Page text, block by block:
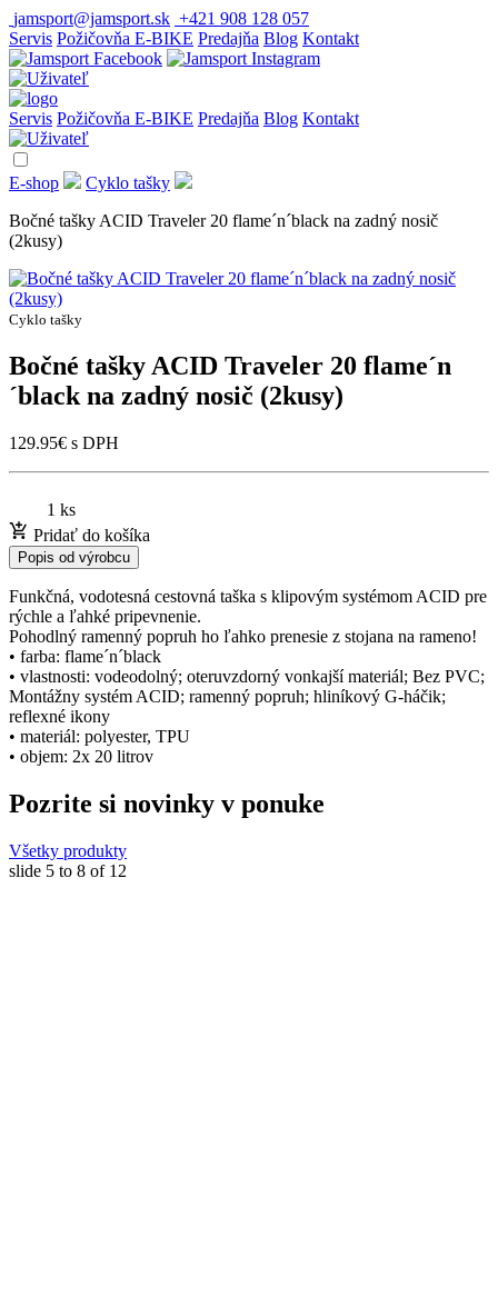
jamsport@jamsport.sk +421 908 128 057
Servis Požičovňa E-BIKE Predajňa Blog Kontakt
Servis Požičovňa E-BIKE Predajňa Blog Kontakt
E-shop
Cyklo tašky
Bočné tašky ACID Traveler 20 flame´n´black na zadný nosič
(2kusy)
Cyklo tašky
Bočné tašky ACID Traveler 20 flame´n
´black na zadný nosič (2kusy)
129.95€ s DPH
1 ks
Pridať do košíka
Popis od výrobcu
Funkčná, vodotesná cestovná taška s klipovým systémom ACID pre
rýchle a ľahké pripevnenie.
Pohodlný ramenný popruh ho ľahko prenesie z stojana na rameno!
• farba: flame´n´black
• vlastnosti: vodeodolný; oteruvzdorný vonkajší materiál; Bez PVC;
Montážny systém ACID; ramenný popruh; hliníkový G-háčik;
reflexné ikony
• materiál: polyester, TPU
• objem: 2x 20 litrov
Pozrite si novinky v ponuke
Všetky produkty
slide 5 to 8 of 12